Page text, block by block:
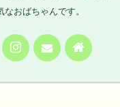
なおばちゃんです。